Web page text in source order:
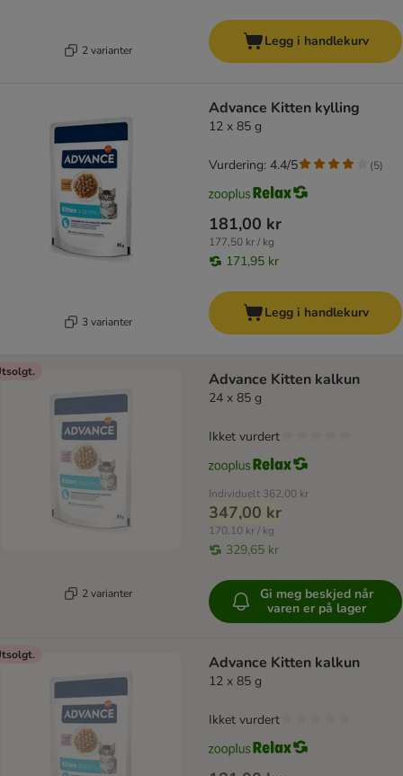
2 varianter
Legg i handlekurv
3 varianter
Advance Kitten kylling
12 x 85 g
181,00 kr
177,50 kr / kg
171,95 kr
Vurdering: 4.4/5 (5)
Legg i handlekurv
2 varianter
Advance Kitten kalkun
24 x 85 g
Individuelt 362,00 kr
347,00 kr
170,10 kr / kg
329,65 kr
Ikket vurdert
Gi meg beskjed når
varen er på lager
Advance Kitten kalkun
12 x 85 g
Ikket vurdert